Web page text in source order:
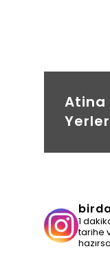
Atina
Yerler
1
tarihe